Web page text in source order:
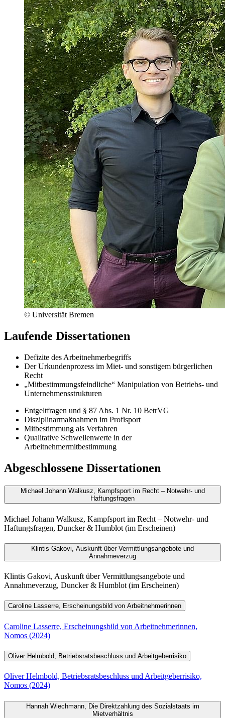
© Universität Bremen
Laufende Dissertationen
­Defizite des Arbeitnehmerbegriffs
Der Urkundenprozess im Miet- und sonstigem bürgerlichen
Recht
„Mitbestimmungsfeindliche“ Manipulation von Betriebs- und
Unternehmensstrukturen
Entgeltfragen und § 87 Abs. 1 Nr. 10 BetrVG
Disziplinarmaßnahmen im Profisport
Mitbestimmung als Verfahren
Qualitative Schwellenwerte in der
Arbeitnehmermitbestimmung
Abgeschlossene Dissertationen
Michael Johann Walkusz, Kampfsport im Recht ­– Notwehr- und
Haftungsfragen
Michael Johann Walkusz, Kampfsport im Recht ­– Notwehr- und
Haftungsfragen, Duncker & Humblot (im Erscheinen)
Klintis Gakovi, Auskunft über Vermittlungsangebote und
Annahmeverzug
Klintis Gakovi, Auskunft über Vermittlungsangebote und
Annahmeverzug, Duncker & Humblot (im Erscheinen)
Caroline Lasserre, Erscheinungsbild von Arbeitnehmerinnen
Caroline Lasserre, Erscheinungsbild von Arbeitnehmerinnen,
Nomos (2024)
Oliver Helmbold, Betriebsratsbeschluss und Arbeitgeberrisiko
Oliver Helmbold, Betriebsratsbeschluss und Arbeitgeberrisiko,
Nomos (2024)
Hannah Wiechmann, Die Direktzahlung des Sozialstaats im
Mietverhältnis